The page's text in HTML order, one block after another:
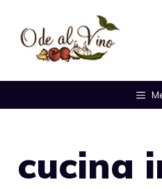
contenuto
cucina